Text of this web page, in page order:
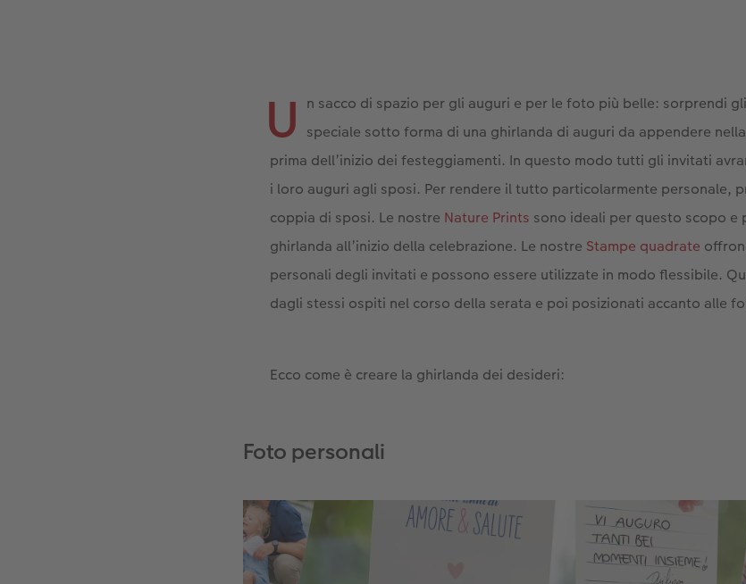
U n sacco di spazio per gli auguri e per le foto più belle: sorprendi
speciale sotto forma di una ghirlanda di auguri da appendere
prima dell’inizio dei festeggiamenti. In questo modo tutti gli invitati
i loro auguri agli sposi. Per rendere il tutto particolarmente personale,
coppia di sposi. Le nostre Nature Prints sono ideali per questo scopo e
ghirlanda all’inizio della celebrazione. Le nostre Stampe quadrate
personali degli invitati e possono essere utilizzate in modo flessibile.
dagli stessi ospiti nel corso della serata e poi posizionati accanto alle
Ecco come è creare la ghirlanda dei desideri:
Foto personali